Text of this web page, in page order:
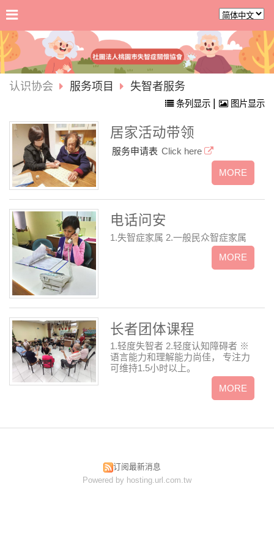
认识协会 服务项目 失智者服务
条列显示 | 图片显示
居家活动带领
服务申请表 Click here
电话问安
1.失智症家属 2.一般民众智症家属
长者团体课程
1.轻度失智者 2.轻度认知障碍者 ※
语言能力和理解能力尚佳， 专注力
可维持1.5小时以上。
订阅最新消息
Powered by hosting.url.com.tw